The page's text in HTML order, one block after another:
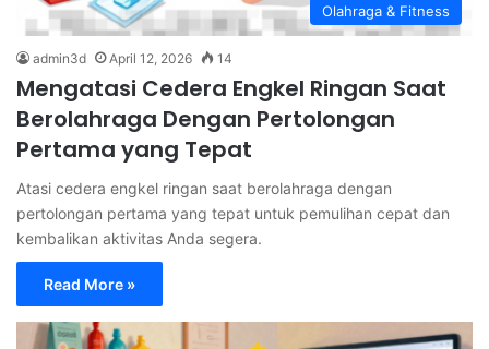
Olahraga & Fitness
admin3d April 12, 2026 14
Mengatasi Cedera Engkel Ringan Saat
Berolahraga Dengan Pertolongan
Pertama yang Tepat
Atasi cedera engkel ringan saat berolahraga dengan
pertolongan pertama yang tepat untuk pemulihan cepat dan
kembalikan aktivitas Anda segera.
Read More »